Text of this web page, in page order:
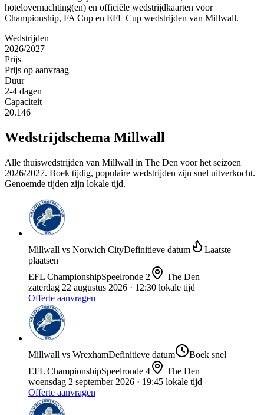
hotelovernachting(en) en officiële wedstrijdkaarten voor
Championship, FA Cup en EFL Cup wedstrijden van Millwall.
Wedstrijden
2026/2027
Prijs
Prijs op aanvraag
Duur
2-4 dagen
Capaciteit
20.146
Wedstrijdschema Millwall
Alle thuiswedstrijden van Millwall in The Den voor het seizoen
2026/2027. Boek tijdig, populaire wedstrijden zijn snel uitverkocht.
Genoemde tijden zijn lokale tijd.
Millwall vs Norwich CityDefinitieve datum
Laatste
plaatsen
EFL ChampionshipSpeelronde 2
The Den
zaterdag 22 augustus 2026 · 12:30 lokale tijd
Offerte aanvragen
Millwall vs WrexhamDefinitieve datum
Boek snel
EFL ChampionshipSpeelronde 4
The Den
woensdag 2 september 2026 · 19:45 lokale tijd
Offerte aanvragen